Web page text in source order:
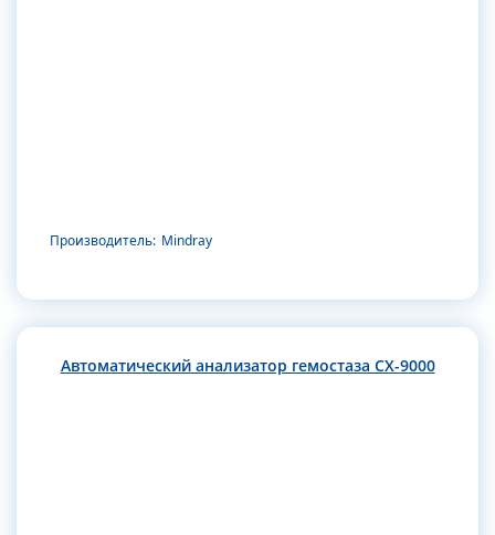
Производитель: Mindray
Автоматический анализатор гемостаза CX-9000